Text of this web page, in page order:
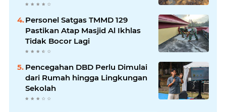
Personel Satgas TMMD 129
Pastikan Atap Masjid Al Ikhlas
Tidak Bocor Lagi
Pencegahan DBD Perlu Dimulai
dari Rumah hingga Lingkungan
Sekolah